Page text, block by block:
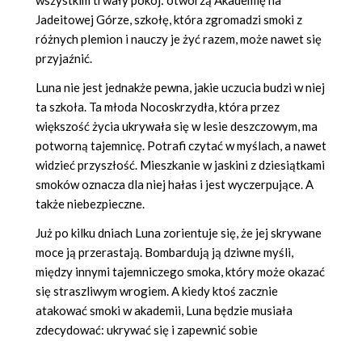
Jadeitowej Górze, szkołę, która zgromadzi smoki z
różnych plemion i nauczy je żyć razem, może nawet się
przyjaźnić.
Luna nie jest jednakże pewna, jakie uczucia budzi w niej
ta szkoła. Ta młoda Nocoskrzydła, która przez
większość życia ukrywała się w lesie deszczowym, ma
potworną tajemnicę. Potrafi czytać w myślach, a nawet
widzieć przyszłość. Mieszkanie w jaskini z dziesiątkami
smoków oznacza dla niej hałas i jest wyczerpujące. A
także niebezpieczne.
Już po kilku dniach Luna zorientuje się, że jej skrywane
moce ją przerastają. Bombardują ją dziwne myśli,
między innymi tajemniczego smoka, który może okazać
się straszliwym wrogiem. A kiedy ktoś zacznie
atakować smoki w akademii, Luna będzie musiała
zdecydować: ukrywać się i zapewnić sobie